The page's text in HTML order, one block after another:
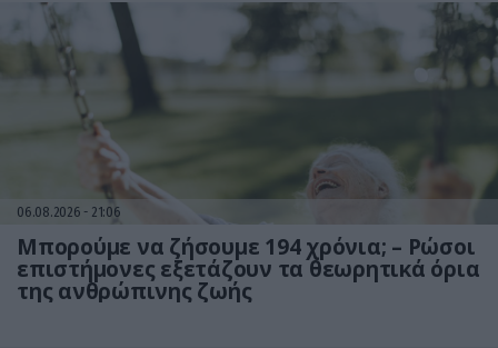
06.08.2026 21:06
Μπορούμε να ζήσουμε 194 χρόνια; – Ρώσοι
επιστήμονες εξετάζουν τα θεωρητικά όρια
της ανθρώπινης ζωής